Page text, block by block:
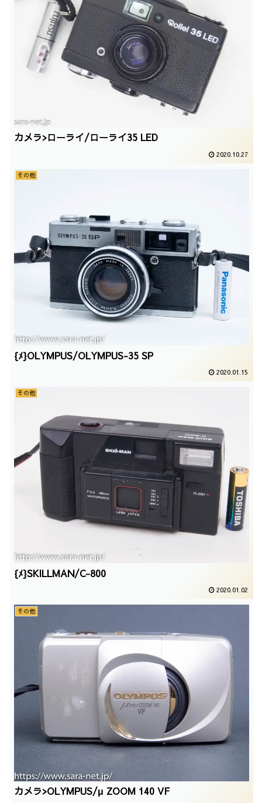
カメラ>ローライ/ローライ35 LED
2020.10.27
その他
{ﾒ}OLYMPUS/OLYMPUS-35 SP
2020.01.15
その他
{ﾒ}SKILLMAN/C-800
2020.01.02
その他
カメラ>OLYMPUS/μ ZOOM 140 VF